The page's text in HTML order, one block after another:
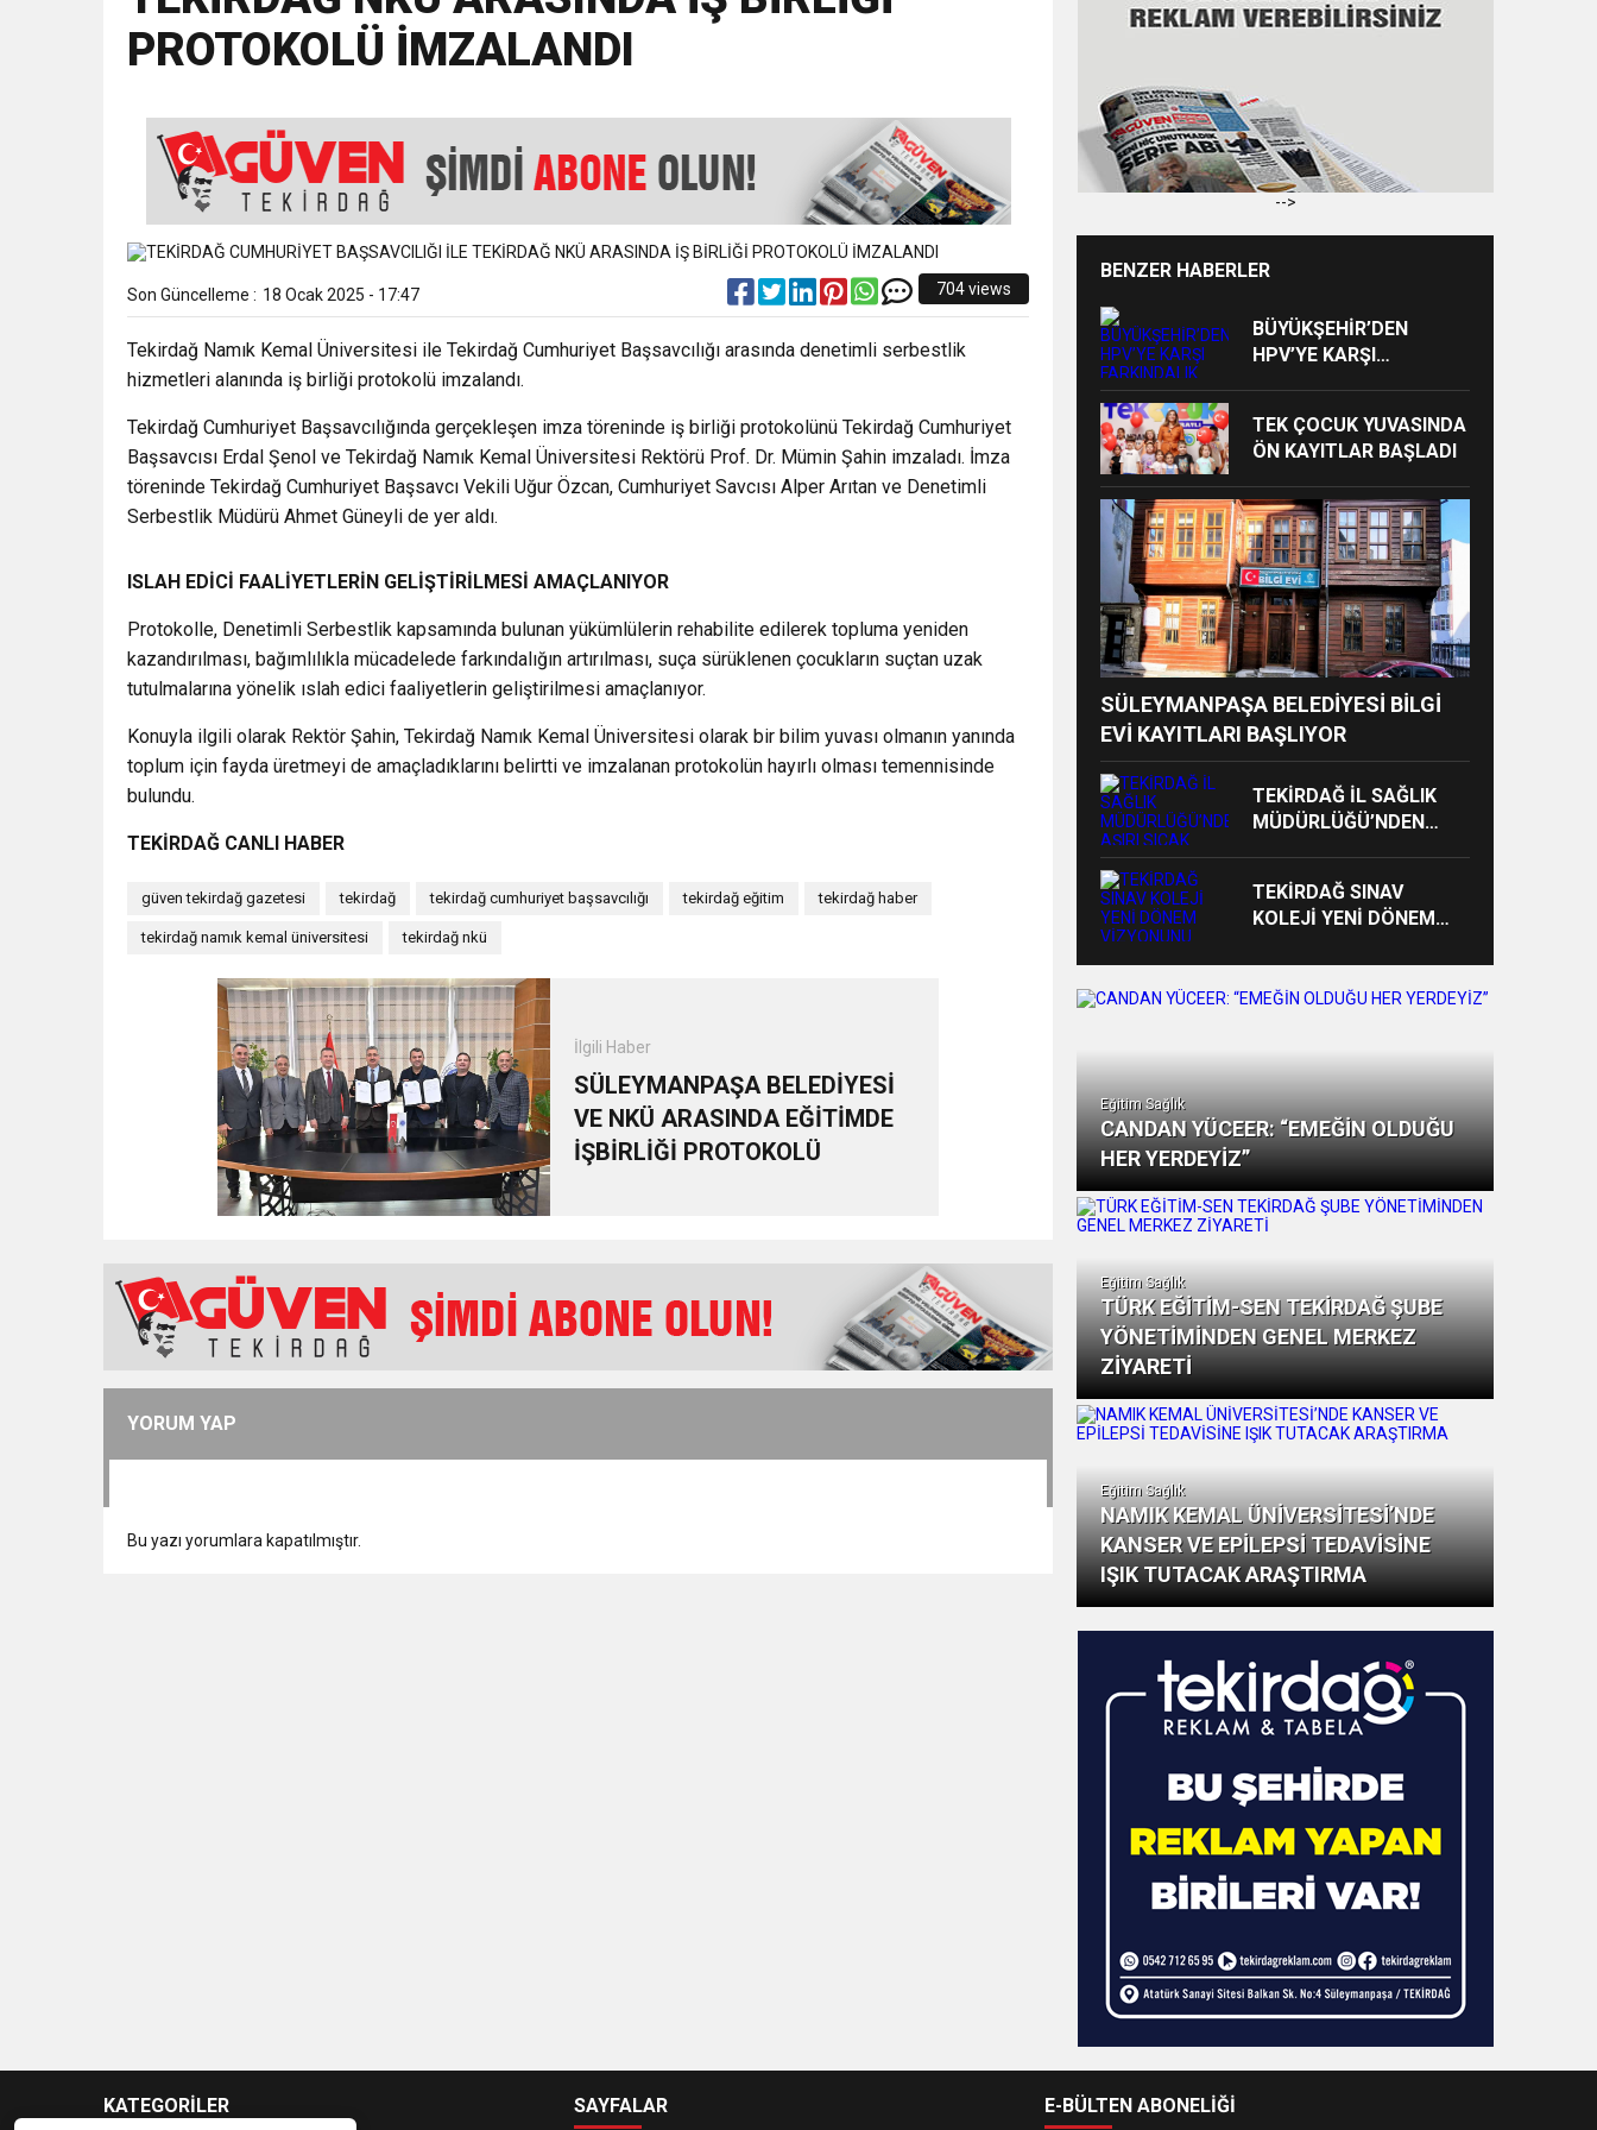
18:43 SELCAN TAŞÇI: “24 TEMMUZ BASININ BAYRAMI DEĞİL, MÜCADELE GÜNÜDÜR”
15:35
12:32 YENİDEN REFAH PARTİSİ’NDE İKİ İLÇEYE İKİ YENİ BAŞKAN ATANDI
17:43 6. GELENEKSEL KEŞKEK ŞENLİĞİNDE MUHTEŞEM FİNAL
PROTOKOLÜ İMZALANDI
Son Güncelleme : 18 Ocak 2025 - 17:47 704 views
Tekirdağ Namık Kemal Üniversitesi ile Tekirdağ Cumhuriyet Başsavcılığı arasında denetimli serbestlik
hizmetleri alanında iş birliği protokolü imzalandı.
Tekirdağ Cumhuriyet Başsavcılığında gerçekleşen imza töreninde iş birliği protokolünü Tekirdağ Cumhuriyet
Başsavcısı Erdal Şenol ve Tekirdağ Namık Kemal Üniversitesi Rektörü Prof. Dr. Mümin Şahin imzaladı. İmza
töreninde Tekirdağ Cumhuriyet Başsavcı Vekili Uğur Özcan, Cumhuriyet Savcısı Alper Arıtan ve Denetimli
Serbestlik Müdürü Ahmet Güneyli de yer aldı.
ISLAH EDİCİ FAALİYETLERİN GELİŞTİRİLMESİ AMAÇLANIYOR
Protokolle, Denetimli Serbestlik kapsamında bulunan yükümlülerin rehabilite edilerek topluma yeniden
kazandırılması, bağımlılıkla mücadelede farkındalığın artırılması, suça sürüklenen çocukların suçtan uzak
tutulmalarına yönelik ıslah edici faaliyetlerin geliştirilmesi amaçlanıyor.
Konuyla ilgili olarak Rektör Şahin, Tekirdağ Namık Kemal Üniversitesi olarak bir bilim yuvası olmanın yanında
toplum için fayda üretmeyi de amaçladıklarını belirtti ve imzalanan protokolün hayırlı olması temennisinde
bulundu.
TEKİRDAĞ CANLI HABER
güven tekirdağ gazetesi tekirdağ tekirdağ cumhuriyet başsavcılığı tekirdağ eğitim tekirdağ haber
tekirdağ namık kemal üniversitesi tekirdağ nkü
İlgili Haber
SÜLEYMANPAŞA BELEDİYESİ
VE NKÜ ARASINDA EĞİTİMDE
İŞBİRLİĞİ PROTOKOLÜ
YORUM YAP
Bu yazı yorumlara kapatılmıştır.
-->
BENZER HABERLER
BÜYÜKŞEHİR’DEN
HPV’YE KARŞI
TEK ÇOCUK YUVASINDA
ÖN KAYITLAR BAŞLADI
SÜLEYMANPAŞA BELEDİYESİ BİLGİ
EVİ KAYITLARI BAŞLIYOR
TEKİRDAĞ İL SAĞLIK
MÜDÜRLÜĞÜ’NDEN
ARASINDA DIŞARI
ÇIKMAYIN!”
TEKİRDAĞ SINAV
KOLEJİ YENİ DÖNEM
PAYLAŞTI
Eğitim Sağlık
CANDAN YÜCEER: “EMEĞİN OLDUĞU
HER YERDEYİZ”
Eğitim Sağlık
TÜRK EĞİTİM-SEN TEKİRDAĞ ŞUBE
YÖNETİMİNDEN GENEL MERKEZ
ZİYARETİ
Eğitim Sağlık
NAMIK KEMAL ÜNİVERSİTESİ’NDE
KANSER VE EPİLEPSİ TEDAVİSİNE
IŞIK TUTACAK ARAŞTIRMA
KATEGORİLER SAYFALAR E-BÜLTEN ABONELİĞİ